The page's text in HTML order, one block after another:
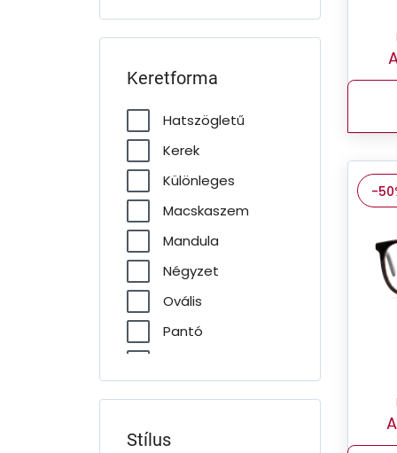
Keretforma
Hatszögletű
Kerek
Különleges
Macskaszem
Mandula
Négyzet
Ovális
Pantó
Stílus
-